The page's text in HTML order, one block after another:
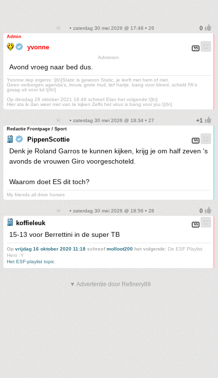
• zaterdag 30 mei 2026 @ 17:48 • 26
Admin
yvonne
Adminion.
Avond vroeg naar bed dus.
Yvonne riep ergens: \[b\]Static is gewoon Static, je leeft met hem of niet.
Geen verborgen agenda's, trouw, grote muil, lief hartje, bang voor bloed, scheld FA's
graag uit voor lul.\[/b\]
Op dinsdag 26 oktober 2021 16:46 schreef Elan het volgende:\[b\]
Hier sta ik dan weer niet van te kijken Zelfs het virus is bang voor jou.\[/b\]
• zaterdag 30 mei 2026 @ 18:34 • 27
Redactie Frontpage / Sport
PippenScottie
Denk je Roland Garros te kunnen kijken, krijg je om half zeven ‘s
avonds de vrouwen Giro voorgeschoteld.
Waarom doet ES dit toch?
My friends all drive horses
• zaterdag 30 mei 2026 @ 18:56 • 28
koffieleuk
15-13 voor Berrettini in de super TB
Op vrijdag 16 oktober 2020 11:18 schreefmolloot200 het volgende: De ESF Playlist
Hero :Y
Het ESF-playlist topic
▼ Advertentie door Refinery89